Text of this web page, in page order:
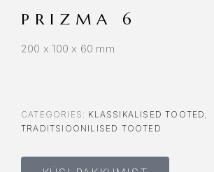
PRIZMA 6
200 x 100 x 60 mm
CATEGORIES: KLASSIKALISED TOOTED
TRADITSIOONILISED TOOTED